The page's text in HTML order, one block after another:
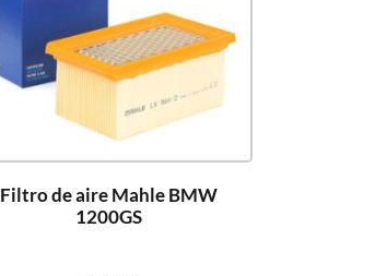
Filtro de aire Mahle BMW
1200GS